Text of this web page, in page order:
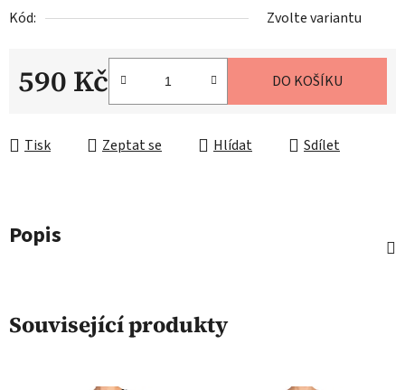
Kód:
Zvolte variantu
590 Kč DO KOŠÍKU
Tisk Zeptat se Hlídat Sdílet
Popis
Související produkty